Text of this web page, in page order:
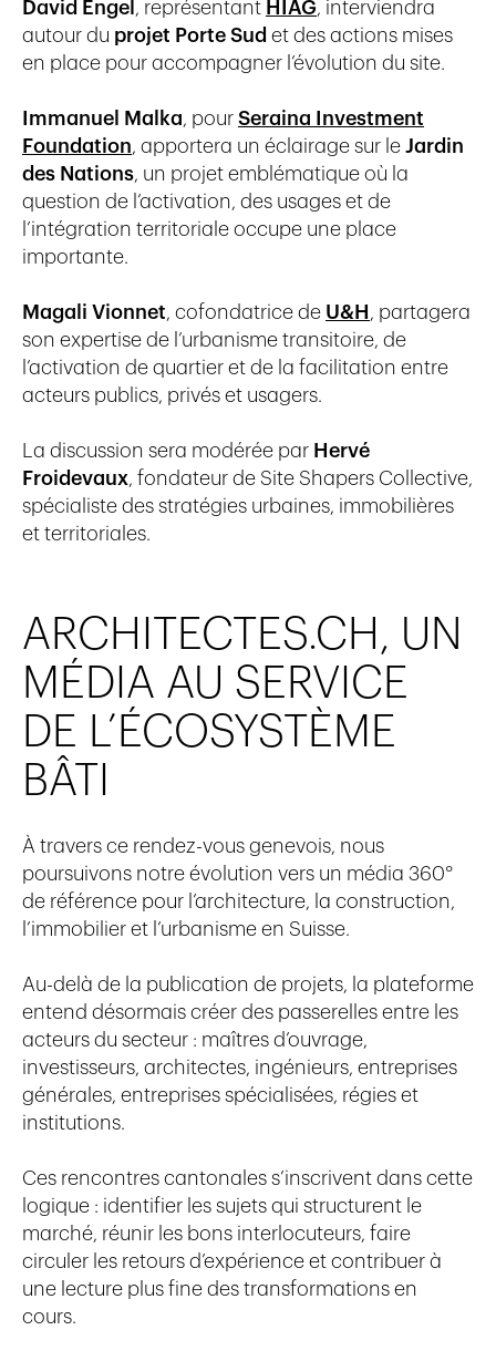
David Engel , représentant HIAG, interviendra
autour du projet Porte Sud et des actions mises
en place pour accompagner l’évolution du site.
Immanuel Malka, pour Seraina Investment
Foundation, apportera un éclairage sur le Jardin
des Nations, un projet emblématique où la
question de l’activation, des usages et de
l’intégration territoriale occupe une place
importante.
Magali Vionnet, cofondatrice de U&H , partagera
son expertise de l’urbanisme transitoire, de
l’activation de quartier et de la facilitation entre
acteurs publics, privés et usagers.
La discussion sera modérée par Hervé
Froidevaux, fondateur de Site Shapers Collective,
spécialiste des stratégies urbaines, immobilières
et territoriales.
ARCHITECTES.CH , UN
MÉDIA AU SERVICE
DE L’ÉCOSYSTÈME
BÂTI
À travers ce rendez-vous genevois, nous
poursuivons notre évolution vers un média 360°
de référence pour l’architecture, la construction,
l’immobilier et l’urbanisme en Suisse.
Au-delà de la publication de projets, la plateforme
entend désormais créer des passerelles entre les
acteurs du secteur : maîtres d’ouvrage,
investisseurs, architectes, ingénieurs, entreprises
générales, entreprises spécialisées, régies et
institutions.
Ces rencontres cantonales s’inscrivent dans cette
logique : identifier les sujets qui structurent le
marché, réunir les bons interlocuteurs, faire
circuler les retours d’expérience et contribuer à
une lecture plus fine des transformations en
cours.